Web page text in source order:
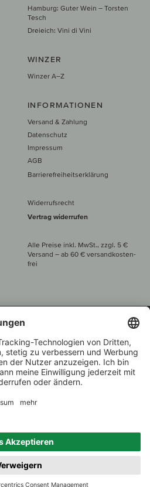
Hamburg: Guter Wein – Torsten
Tesch
Dreieich: Vini di Vini
WINZER
Winzer A–Z
INFORMATIONEN
Versand & Zahlung
Datenschutz
Impressum
AGB
Barrierefreiheitserklärung
Widerrufsrecht
Vertrag widerrufen
Alle Preise inkl. MwSt., zzgl. 5 €
Versand – ab 60 € versand­kosten­
frei
Beratung unter
+49 421 696 797-0
Weinhändler
des Jahres 2022